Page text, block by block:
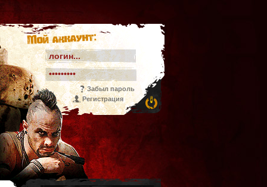
Мой аккаунт:
Забыл пароль
Регистрация